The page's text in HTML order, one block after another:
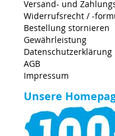
Versand- und
Widerrufsrecht / -
Bestellung stornieren
Gewährleistung
Datenschutzerklärung
AGB
Impressum
Unsere